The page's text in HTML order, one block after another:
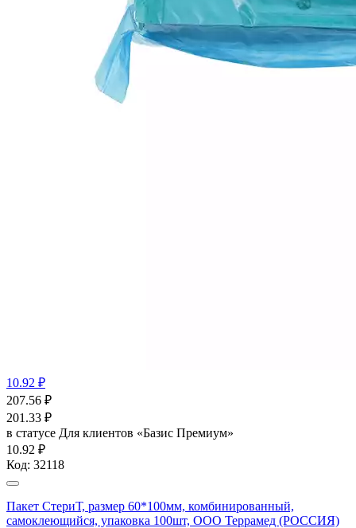
10.92 ₽
207.56 ₽
201.33 ₽
в статусе Для клиентов «Базис Премиум»
10.92 ₽
Код: 32118
Пакет СтериТ, размер 60*100мм, комбинированный,
самоклеющийся, упаковка 100шт, ООО Террамед (РОССИЯ)